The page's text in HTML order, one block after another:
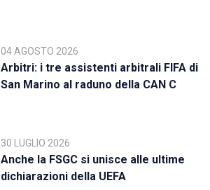
04 AGOSTO 2026
Arbitri: i tre assistenti arbitrali FIFA di
San Marino al raduno della CAN C
30 LUGLIO 2026
Anche la FSGC si unisce alle ultime
dichiarazioni della UEFA